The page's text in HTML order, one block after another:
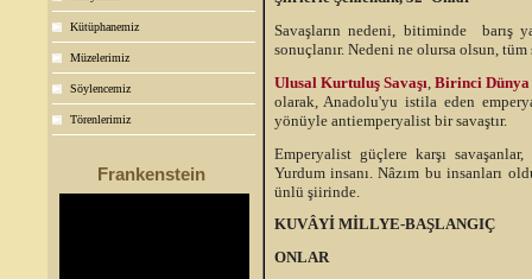
Kütüphanemiz
Müzelerimiz
Söylencemiz
Törenlerimiz
Frankenstein
Savaşların nedeni, bitiminde barış
sonuçlanır. Nedeni ne olursa olsun, tüm
Ulusal Kurtuluş Savaşı ,Birinci Dünya
olarak, Anadolu'yu istila eden
yönüyle antiemperyalist bir savaştır.
Emperyalist güçlere karşı
Yurdum insanı. Nâzım bu insanları
ünlü şiirinde.
KUVÂYİ MİLLYE-BAŞLANGIÇ
ONLAR